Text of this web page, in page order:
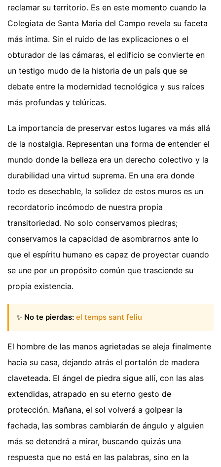
reclamar su territorio. Es en este momento cuando la
Colegiata de Santa Maria del Campo revela su faceta
más íntima. Sin el ruido de las explicaciones o el
obturador de las cámaras, el edificio se convierte en
un testigo mudo de la historia de un país que se
debate entre la modernidad tecnológica y sus raíces
más profundas y telúricas.
La importancia de preservar estos lugares va más allá
de la nostalgia. Representan una forma de entender el
mundo donde la belleza era un derecho colectivo y la
durabilidad una virtud suprema. En una era donde
todo es desechable, la solidez de estos muros es un
recordatorio incómodo de nuestra propia
transitoriedad. No solo conservamos piedras;
conservamos la capacidad de asombrarnos ante lo
que el espíritu humano es capaz de proyectar cuando
se une por un propósito común que trasciende su
propia existencia.
✨ No te pierdas: el temps sant feliu
El hombre de las manos agrietadas se aleja finalmente
hacia su casa, dejando atrás el portalón de madera
claveteada. El ángel de piedra sigue allí, con las alas
extendidas, atrapado en su eterno gesto de
protección. Mañana, el sol volverá a golpear la
fachada, las sombras cambiarán de ángulo y alguien
más se detendrá a mirar, buscando quizás una
respuesta que no está en las palabras, sino en la